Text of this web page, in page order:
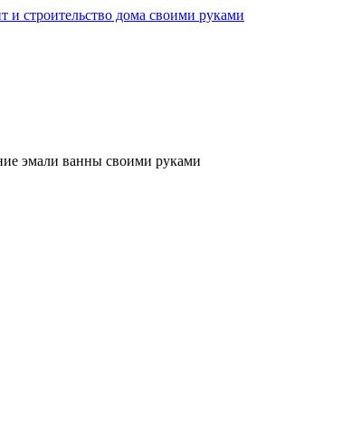
эмали ванны своими руками